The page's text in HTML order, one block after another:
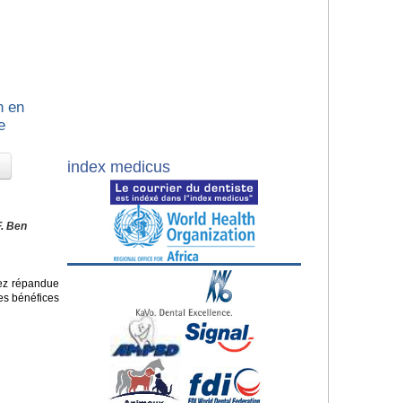
en
Ben
répandue
bénéfices
index medicus